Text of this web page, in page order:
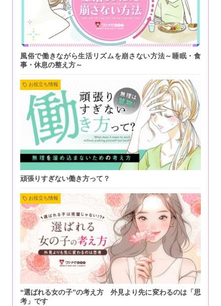
風俗で働きながら生活リズムを崩さない方法～睡眠・食
事・休息の整え方～
お役立ち情報
頑張りすぎない働き方って？
お役立ち情報
“選ばれる女の子”の考え方 外見より先に変わるのは「思
考」です